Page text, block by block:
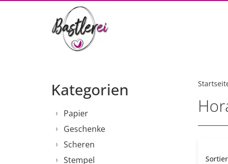
Kategorien
Papier
Geschenke
Scheren
Stempel